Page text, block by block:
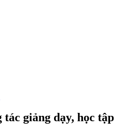
tác giảng dạy, học